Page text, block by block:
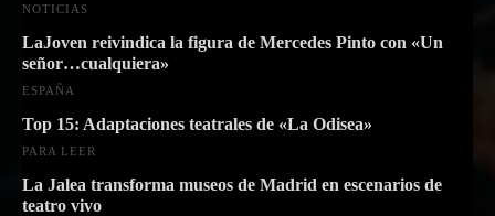
NOTICIAS
LaJoven reivindica la figura de Mercedes Pinto con «Un
señor…cualquiera»
ESPAÑA
Top 15: Adaptaciones teatrales de «La Odisea»
PARA LEER
La Jalea transforma museos de Madrid en escenarios de
teatro vivo